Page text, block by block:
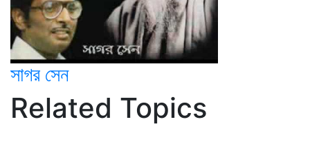
সাগর সেন
Related Topics